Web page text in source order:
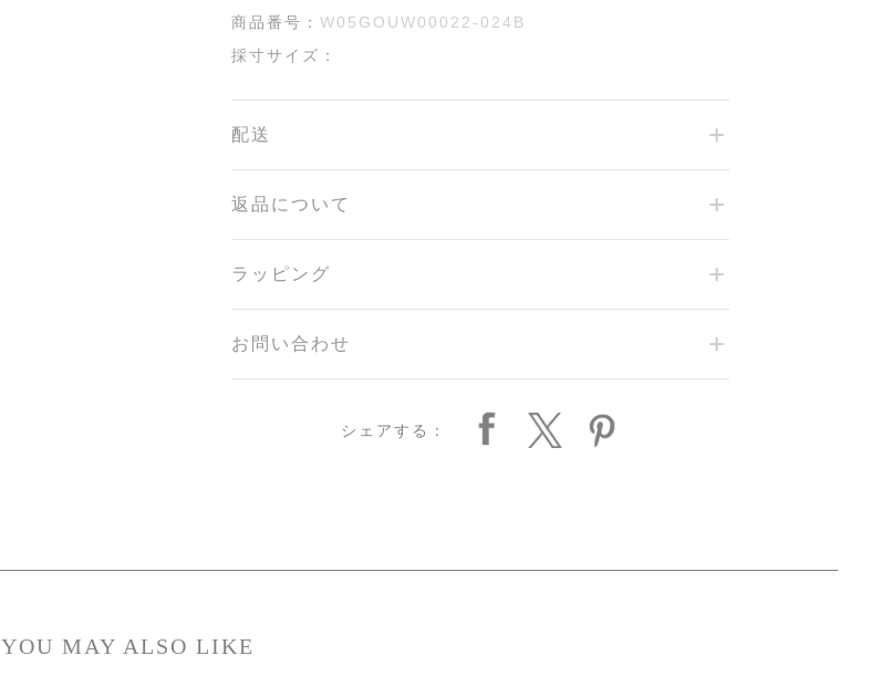
商品番号： W05GOUW00022-024B
採寸サイズ：
配送
返品について
ラッピング
お問い合わせ
シェアする：
YOU MAY ALSO LIKE